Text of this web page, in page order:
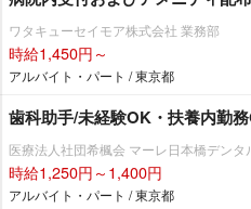
ワタキューセイモア株式会社 業務部
時給1,450円～
アルバイト・パート / 東京都
歯科助手/未経験OK・扶養内勤
医療法人社団希楓会 マーレ日本橋デンタ
時給1,250円～1,400円
アルバイト・パート / 東京都